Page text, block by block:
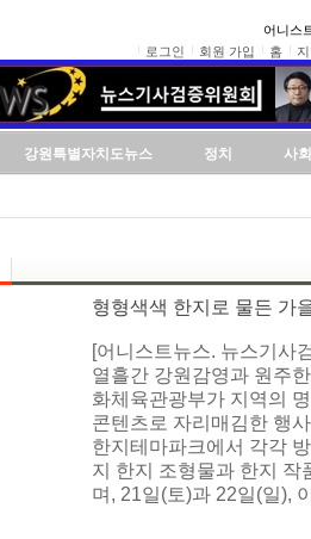
어니스
로그인
회원 가입 홈
강원특별자치도뉴스 정치 사회
형형색색 한지로 물든 가
[어니스트뉴스. 뉴스기사
열흘간 강원감영과 원주
화체육관광부가 지역의
콘텐츠로 자리매김한 행
한지테마파크에서 각각
지 한지 조형물과 한지 작
며, 21일(토)과 22일(일),